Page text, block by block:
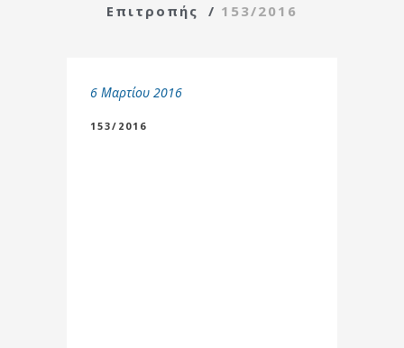
Επιτροπής
/ 153/2016
6 Μαρτίου 2016
153/2016